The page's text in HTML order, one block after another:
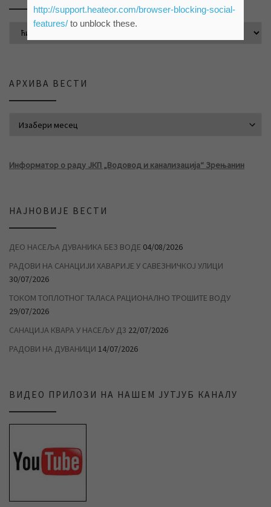
АРХИВА ВЕСТИ
Информатор о раду ЈКП „Водовод и канализација“ Зрењанин
НАЈНОВИЈЕ ВЕСТИ
ДЕО НАСЕЉА ДУВАНИКА БЕЗ ВОДЕ 04/08/2026
РАДОВИ НА САНАЦИЈИ ХАВАРИЈЕ У САВЕЗНИЧКОЈ УЛИЦИ
30/07/2026
ТОКОМ ТОПЛОТНОГ ТАЛАСА РАЦИОНАЛНО ТРОШИТЕ ВОДУ
29/07/2026
САНАЦИЈА КВАРА У НАСЕЉУ Д3 22/07/2026
РАДОВИ НА ДУВАНИЦИ 14/07/2026
ВИДЕО ПРИЛОЗИ НА НАШЕМ ЈУТЈУБ КАНАЛУ
http://support.heateor.com/browser-blocking-social-
features/to unblock these.